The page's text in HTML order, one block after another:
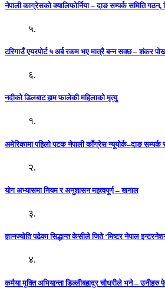
नेपाली काग्रेसको क्यालिफोर्निया – दाङ सम्पर्क समिति गठन,
५.
टरिगाउँ एयरपोर्ट ५ अर्ब रकम भए मात्रै बन्न सक्छ – शंकर
६.
नदीको डिलबाट हाम फालेकी महिलाको मृत्यु
१.
अमेरिकामा पहिलो पटक नेपाली काँग्रेस न्यूयोर्क–दाङ सम्पर्क
२.
योग अभ्यासमा नियम र अनुशासन महत्वपूर्ण – खनाल
३.
ज्ञानज्योति पढेका सिद्धान्त केसीले जिते ‘मिष्टर नेपाल
४.
कमैया मुक्ति अभियान्ता डिल्लीबहादुर चौधरीले भने – उनीहरु